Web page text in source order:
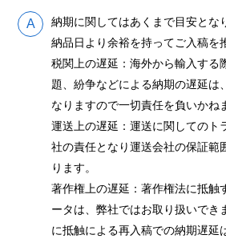
納期に関してはあくまで目安とな
納品日より余裕を持ってご入稿を
税関上の遅延：海外から輸入する
題、紛争などによる納期の遅延は
なりますので一切責任を負いかね
運送上の遅延：運送に関してのト
社の責任となり運送会社の保証範
ります。
著作権上の遅延：著作権法に抵触
ータは、弊社ではお取り扱いでき
に抵触による再入稿での納期遅延